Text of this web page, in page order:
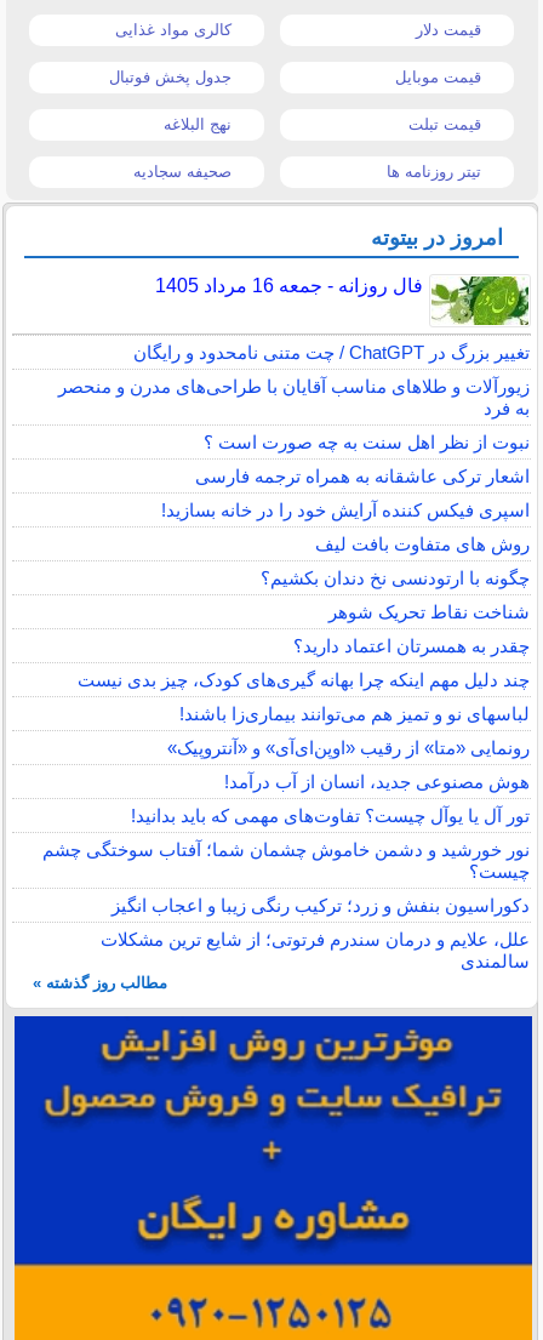
قیمت دلار کالری مواد غذایی
قیمت موبایل جدول پخش فوتبال
قیمت تبلت نهج البلاغه
تیتر روزنامه ها صحیفه سجادیه
امروز در بیتوته
فال روزانه - جمعه 16 مرداد 1405
تغییر بزرگ در ChatGPT / چت متنی نامحدود و رایگان
زیورآلات و طلاهای مناسب آقایان با طراحی‌های مدرن و منحصر
به فرد
نبوت از نظر اهل سنت به چه صورت است ؟
اشعار ترکی عاشقانه به همراه ترجمه فارسی
اسپری فیکس کننده آرایش خود را در خانه بسازید!
روش های متفاوت بافت لیف
چگونه با ارتودنسی نخ دندان بکشیم؟
شناخت نقاط تحریک شوهر
چقدر به همسرتان اعتماد دارید؟
چند دلیل مهم اینکه چرا بهانه گیری‌های کودک، چیز بدی نیست
لباس‎های نو و تمیز هم می‌توانند بیماری‌زا باشند!
رونمایی «متا» از رقیب «اوپن‌ای‌آی» و «آنتروپیک»
هوش مصنوعی جدید، انسان از آب درآمد!
تور آل یا یوآل چیست؟ تفاوت‌های مهمی که باید بدانید!
نور خورشید و دشمن خاموش چشمان شما؛ آفتاب سوختگی چشم
چیست؟
دکوراسیون بنفش و زرد؛ ترکیب رنگی زیبا و اعجاب انگیز
علل، علایم و درمان سندرم فرتوتی؛ از شایع ترین مشکلات
سالمندی
مطالب روز گذشته »